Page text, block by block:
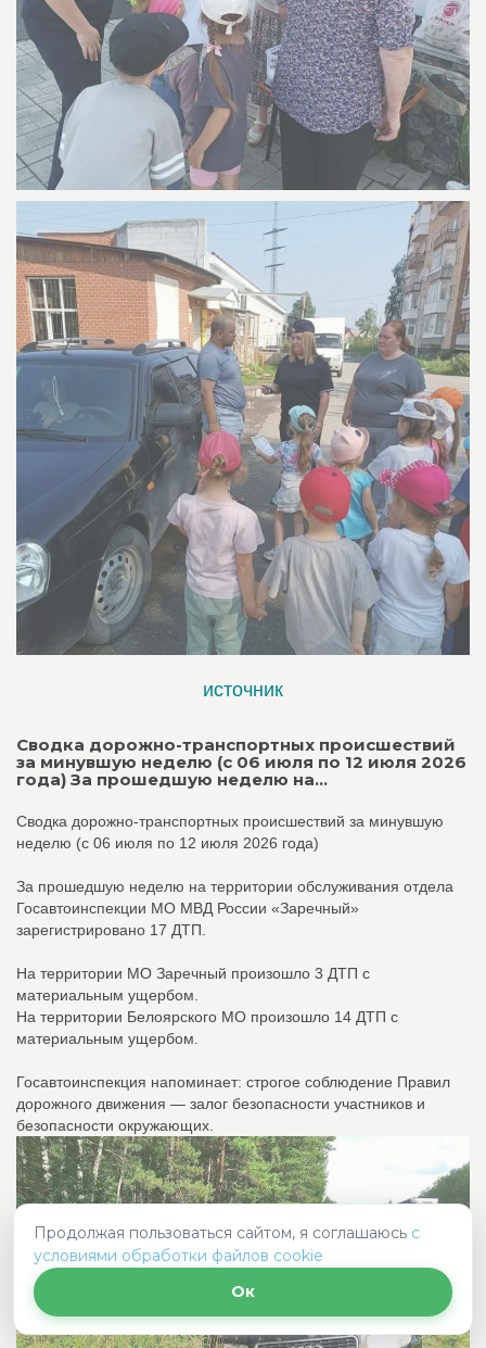
источник
Сводка дорожно-транспортных происшествий
за минувшую неделю (с 06 июля по 12 июля 2026
года) За прошедшую неделю на...
Сводка дорожно-транспортных происшествий за минувшую
неделю (с 06 июля по 12 июля 2026 года)
За прошедшую неделю на территории обслуживания отдела
Госавтоинспекции МО МВД России «Заречный»
зарегистрировано 17 ДТП.
На территории МО Заречный произошло 3 ДТП с
материальным ущербом.
На территории Белоярского МО произошло 14 ДТП с
материальным ущербом.
Госавтоинспекция напоминает: строгое соблюдение Правил
дорожного движения — залог безопасности участников и
безопасности окружающих.
Продолжая пользоваться сайтом, я соглашаюсь с
условиями обработки файлов cookie
Ок